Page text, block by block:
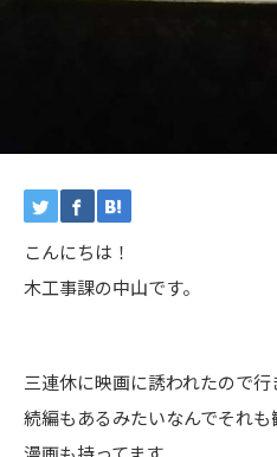
こんにちは！
木工事課の中山です。
三連休に映画に誘われたので行
続編もあるみたいなんでそれ